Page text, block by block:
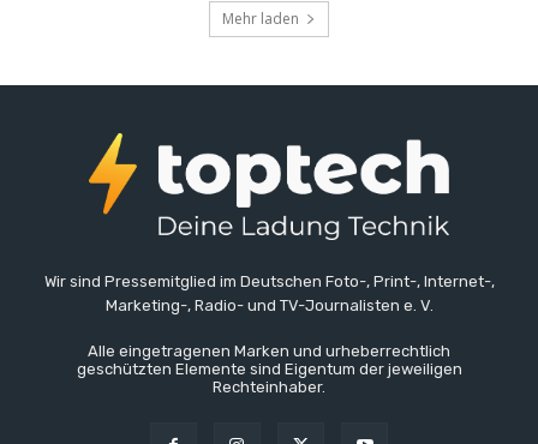
Mehr laden
Wir sind Pressemitglied im Deutschen Foto-, Print-, Internet-,
Marketing-, Radio- und TV-Journalisten e. V.
Alle eingetragenen Marken und urheberrechtlich
geschützten Elemente sind Eigentum der jeweiligen
Rechteinhaber.